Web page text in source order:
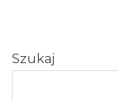
Szukaj